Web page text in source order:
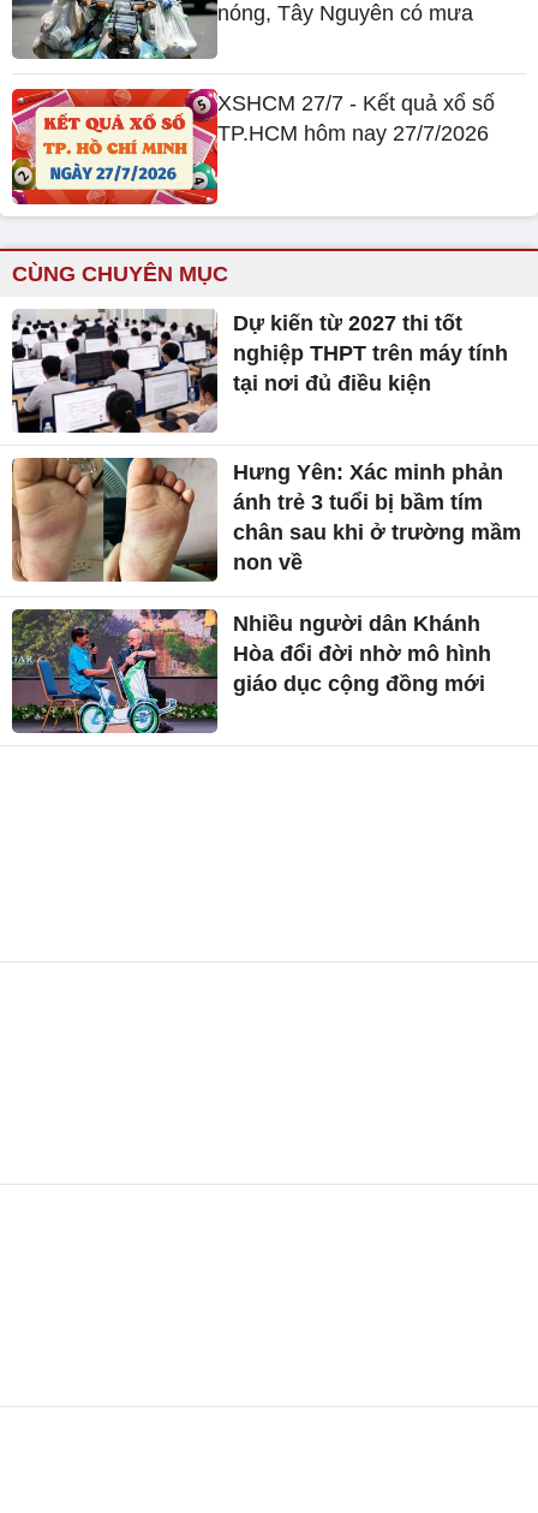
nóng, Tây Nguyên có mưa
XSHCM 27/7 - Kết quả xổ số
TP.HCM hôm nay 27/7/2026
CÙNG CHUYÊN MỤC
Dự kiến từ 2027 thi tốt
nghiệp THPT trên máy tính
tại nơi đủ điều kiện
Hưng Yên: Xác minh phản
ánh trẻ 3 tuổi bị bầm tím
chân sau khi ở trường mầm
non về
Nhiều người dân Khánh
Hòa đổi đời nhờ mô hình
giáo dục cộng đồng mới